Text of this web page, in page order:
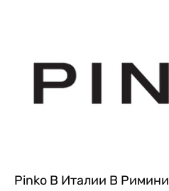
Pinko В Италии В Римини